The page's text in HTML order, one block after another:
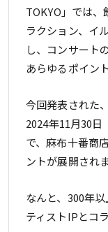
TOKYO」では
ラクション、イ
し、コンサート
あらゆるポイン
今回発表された
2024年11月30
で、麻布十番商
ントが展開されま
なんと、300年
ティストIPとコ